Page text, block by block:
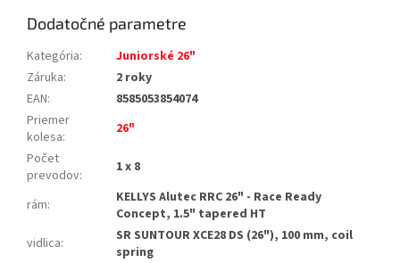
Dodatočné parametre
Kategória:
Juniorské 26"
Záruka:
2 roky
EAN:
8585053854074
Priemer
kolesa:
26"
Počet
prevodov: 1 x 8
rám:
KELLYS Alutec RRC 26" - Race Ready
Concept, 1.5" tapered HT
vidlica:
SR SUNTOUR XCE28 DS (26"), 100 mm, coil
spring